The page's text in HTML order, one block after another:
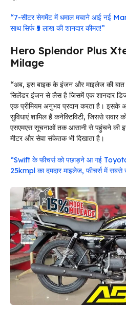
“7-सीटर सेगमेंट में धमाल मचाने आई नई
साथ सिर्फ ₹5 लाख की शानदार कीमत!”
Hero Splendor Plus
Milage
“अब, इस बाइक के इंजन और माइलेज की बात
सिलेंडर इंजन से लैस है जिसमें एक शानदार
एक प्रीमियम अनुभव प्रदान करता है। इसके
सुविधाएं शामिल हैं कनेक्टिविटी, जिससे सवार
एसएमएस सूचनाओं तक आसानी से पहुंचने की
मीटर और सेवा संकेतक भी दिखाता है।
“Swift के फीचर्स को पछाड़ने आ गई
25kmpl का दमदार माइलेज, फीचर्स में सबसे